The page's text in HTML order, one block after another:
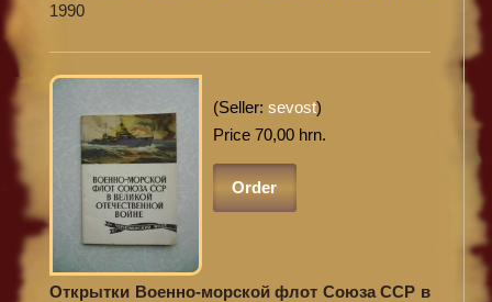
1990
(Seller: sevost)
Price 70,00 hrn.
Order
Открытки Военно-морской флот Союза ССР в